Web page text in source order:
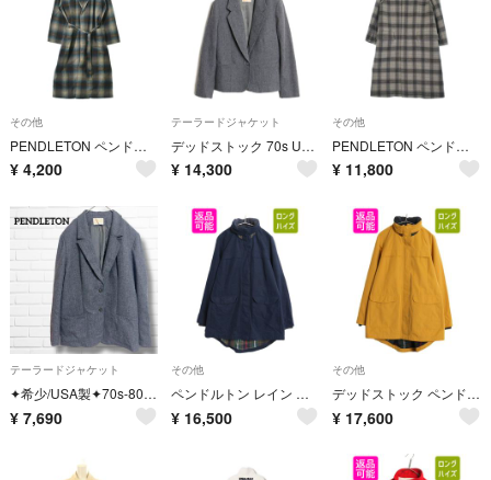
その他
PENDLETON ペンドルトン コート（その他） M 青 【古着】【中古】【送料無料】
¥ 4,200
テーラードジャケット
デッドストック 70s USA製 ペンドルトン テーラード ジャケット レディース L 程/ ヴィンテージ ウール ブレザー トラッド ショート丈
¥ 14,300
その他
PENDLETON ペンドルトン ステンカラーコート M グレー 【古着】【中古】【送料無料】
¥ 11,800
テーラードジャケット
✦希少/USA製✦70s-80s ペンドルトン テーラードジャケット ウール
¥ 7,690
その他
ペンドルトン レイン ジャケット レディース L 防水 ハーフ コート ジャンパー マウンテンパーカー チェック ライナー付き レインコート 紺
¥ 16,500
その他
デッドストック ペンドルトン レイン ジャケット レディース L 防水 ハーフ コート ジャンパー マウンテンパーカー チェック ライナー付き
¥ 17,600